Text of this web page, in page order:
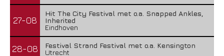
27-08
Hit The City Festival met o.a. Snapped Ankles,
Inherited
Eindhoven
28-08
Festival Strand Festival met o.a. Kensington
Utrecht